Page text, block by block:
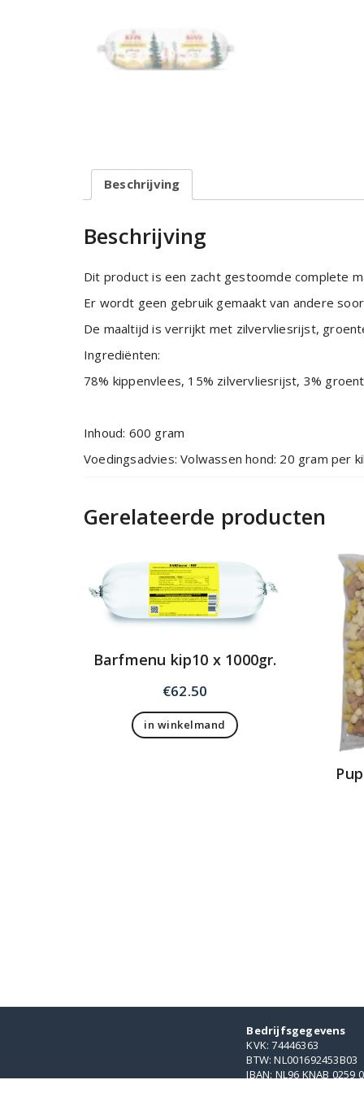
Beschrijving
Beschrijving
Dit product is een zacht gestoomde complete
Er wordt geen gebruik gemaakt van andere
De maaltijd is verrijkt met zilvervliesrijst,
Ingrediënten:
78% kippenvlees, 15% zilvervliesrijst, 3%
Inhoud: 600 gram
Voedingsadvies: Volwassen hond: 20 gram per
Gerelateerde producten
Barfmenu kip10 x 1000gr.
€62.50
in winkelmand
Bedrijfsgegevens
KVK: 74446363
BTW: NL001692453B03
IBAN: NL96 KNAB 0259